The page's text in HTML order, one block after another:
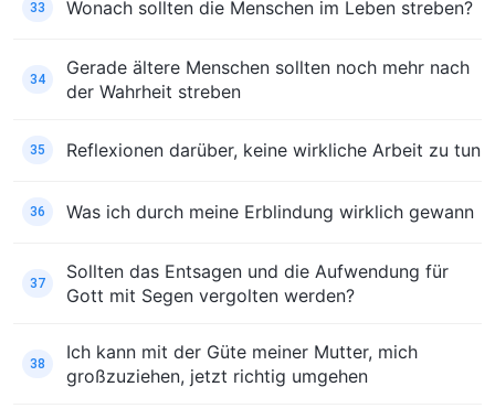
33 Wonach sollten die Menschen im Leben streben?
34
Gerade ältere Menschen sollten noch mehr nach
der Wahrheit streben
35 Reflexionen darüber, keine wirkliche Arbeit zu tun
36 Was ich durch meine Erblindung wirklich gewann
37
Sollten das Entsagen und die Aufwendung für
Gott mit Segen vergolten werden?
38
Ich kann mit der Güte meiner Mutter, mich
großzuziehen, jetzt richtig umgehen